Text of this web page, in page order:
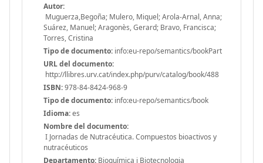
Autor:
Muguerza,Begoña; Mulero, Miquel; Arola-Arnal, Anna;
Suárez, Manuel; Aragonès, Gerard; Bravo, Francisca;
Torres, Cristina
Tipo de documento: info:eu-repo/semantics/bookPart
URL del documento:
http://llibres.urv.cat/index.php/purv/catalog/book/488
ISBN:978-84-8424-968-9
Tipo de documento: info:eu-repo/semantics/book
Idioma:es
Nombre del documento:
I Jornadas de Nutracéutica. Compuestos bioactivos y
nutracéuticos
Departamento: Bioquímica i Biotecnologia